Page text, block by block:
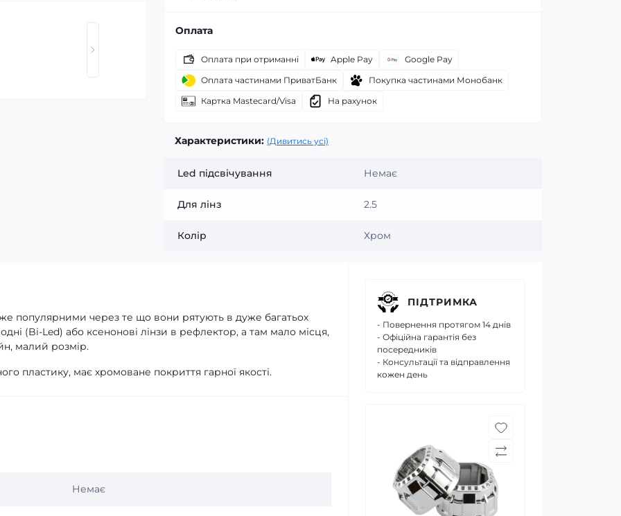
Оплата
Оплата при отриманні Apple Pay
Google Pay
Оплата частинами ПриватБанк
Покупка частинами Монобанк
Картка Mastecard/Visa
На рахунок
Характеристики: (Дивитись усі)
Led підсвічування Немає
Для лінз 2.5
Колір Хром
популярними через те що вони рятують в дуже багатьох
(Bi-Led) або ксенонові лінзи в рефлектор, а там мало місця,
малий розмір.
пластику, має хромоване покриття гарної якості.
Немає
ПІДТРИМКА
- Повернення протягом 14 днів
- Офіційна гарантія без
посередників
- Консультації та відправлення
кожен день